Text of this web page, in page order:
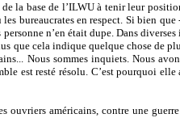
la base de l’ILWU à tenir leur
bureaucrates en respect. Si bien
n’en était dupe. Dans
que cela indique quelque chose de
Nous sommes inquiets. Nous
est resté résolu. C’est pourquoi
américains, contre une